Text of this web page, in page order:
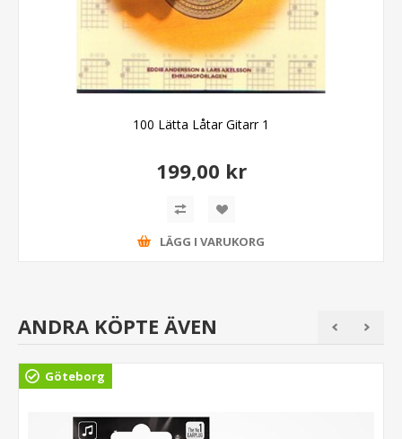
100 Lätta Låtar Gitarr 1
199,00 kr
LÄGG I VARUKORG
ANDRA KÖPTE ÄVEN
Göteborg